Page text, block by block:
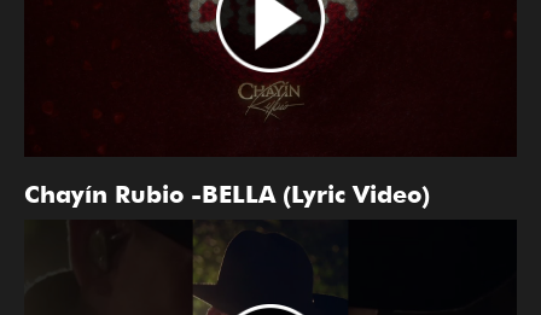
Chayín Rubio -BELLA (Lyric Video)